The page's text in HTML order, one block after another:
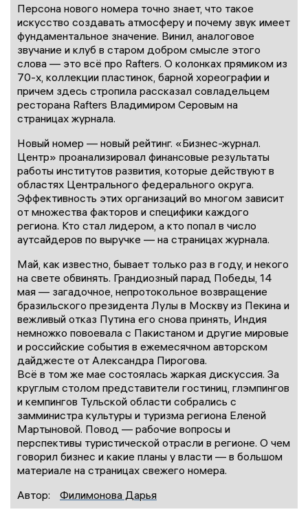
Персона нового номера точно знает, что такое
искусство создавать атмосферу и почему звук имеет
фундаментальное значение. Винил, аналоговое
звучание и клуб в старом добром смысле этого
слова — это всё про Rafters. О колонках прямиком из
70-х, коллекции пластинок, барной хореографии и
причем здесь стропила рассказал совладельцем
ресторана Rafters Владимиром Серовым на
страницах журнала.
Новый номер — новый рейтинг. «Бизнес-журнал.
Центр» проанализировал финансовые результаты
работы институтов развития, которые действуют в
областях Центрального федерального округа.
Эффективность этих организаций во многом зависит
от множества факторов и специфики каждого
региона. Кто стал лидером, а кто попал в число
аутсайдеров по выручке — на страницах журнала.
Май, как известно, бывает только раз в году, и некого
на свете обвинять. Грандиозный парад Победы, 14
мая — загадочное, непротокольное возвращение
бразильского президента Лулы в Москву из Пекина и
вежливый отказ Путина его снова принять, Индия
немножко повоевала с Пакистаном и другие мировые
и российские события в ежемесячном авторском
дайджесте от Александра Пирогова.
Всё в том же мае состоялась жаркая дискуссия. За
круглым столом представители гостиниц, глэмпингов
и кемпингов Тульской области собрались с
замминистра культуры и туризма региона Еленой
Мартыновой. Повод — рабочие вопросы и
перспективы туристической отрасли в регионе. О чем
говорил бизнес и какие планы у власти — в большом
материале на страницах свежего номера.
Автор:
Филимонова Дарья